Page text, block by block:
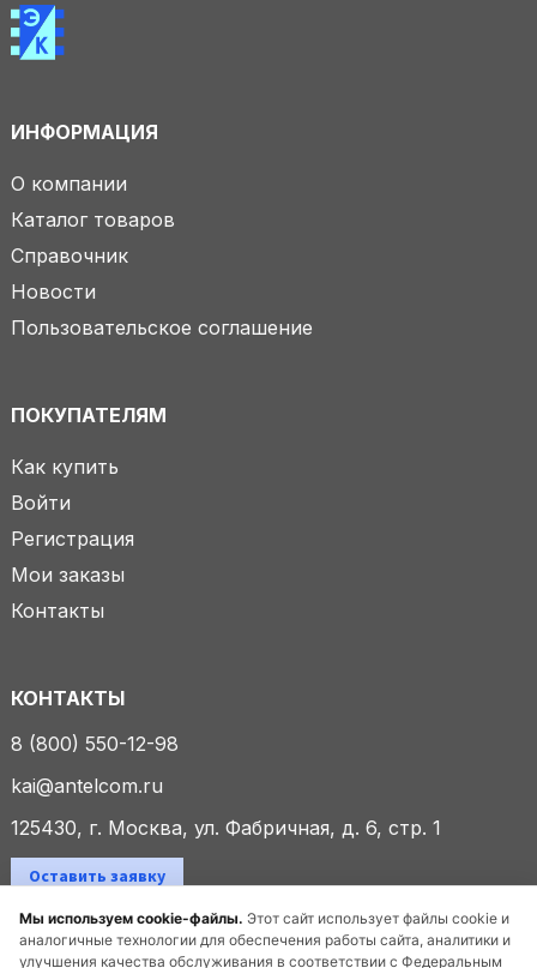
Мы используем cookie-файлы. Этот сайт использует файлы cookie и
аналогичные технологии для обеспечения работы сайта, аналитики и
улучшения качества обслуживания в соответствии с Федеральным
ИНФОРМАЦИЯ
О компании
Каталог товаров
Справочник
Новости
Пользовательское соглашение
ПОКУПАТЕЛЯМ
Как купить
Войти
Регистрация
Мои заказы
Контакты
КОНТАКТЫ
8 (800) 550-12-98
kai@antelcom.ru
125430, г. Москва, ул. Фабричная, д. 6, стр. 1
Оставить заявку